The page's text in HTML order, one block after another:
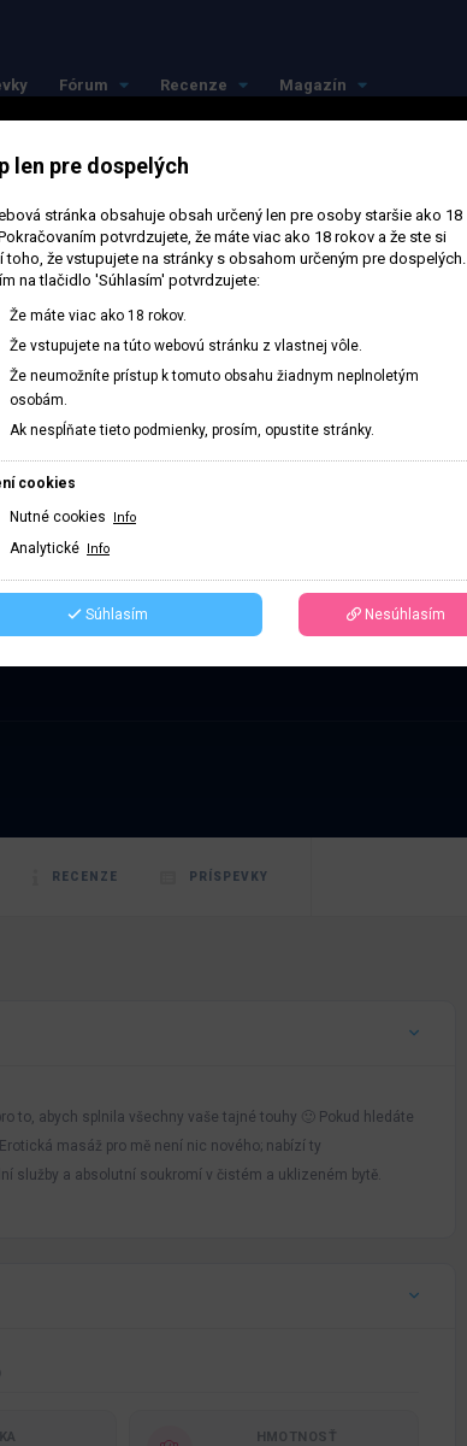
Fórum Recenze Magazín
RECENZE PRÍSPEVKY
to, abych splnila všechny vaše tajné touhy 🙂 Pokud hledáte
masáž pro mě není nic nového; nabízí ty
služby a absolutní soukromí v čistém a uklizeném bytě.
HMOTNOSŤ
len pre dospelých
stránka obsahuje obsah určený len pre osoby staršie ako 18
potvrdzujete, že máte viac ako 18 rokov a že ste si
toho, že vstupujete na stránky s obsahom určeným pre dospelých.
na tlačidlo 'Súhlasím' potvrdzujete:
Že máte viac ako 18 rokov.
Že vstupujete na túto webovú stránku z vlastnej vôle.
Že neumožníte prístup k tomuto obsahu žiadnym neplnoletým
osobám.
Ak nespĺňate tieto podmienky, prosím, opustite stránky.
cookies
Nutné cookies
Info
Analytické Info
Súhlasím Nesúhlasím